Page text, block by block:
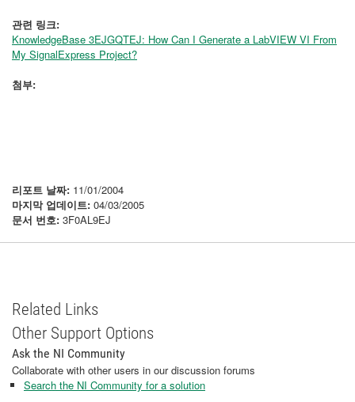
관련 링크:
KnowledgeBase 3EJGQTEJ: How Can I Generate a LabVIEW VI From
My SignalExpress Project?
첨부:
리포트 날짜: 11/01/2004
마지막 업데이트: 04/03/2005
문서 번호: 3F0AL9EJ
Related Links
Other Support Options
Ask the NI Community
Collaborate with other users in our discussion forums
Search the NI Community for a solution